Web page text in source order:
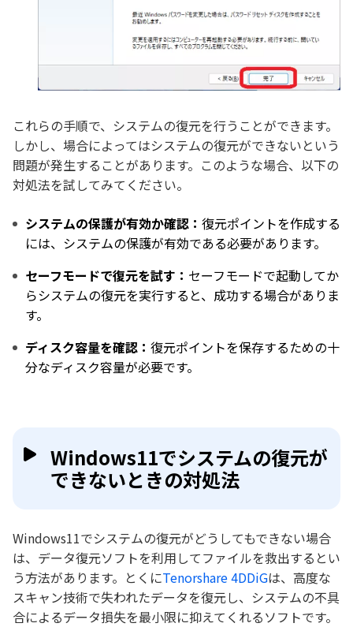
これらの手順で、システムの復元を行うことができます。
しかし、場合によってはシステムの復元ができないという
問題が発生することがあります。このような場合、以下の
対処法を試してみてください。
システムの保護が有効か確認： 復元ポイントを作成する
には、システムの保護が有効である必要があります。
セーフモードで復元を試す： セーフモードで起動してか
らシステムの復元を実行すると、成功する場合がありま
す。
ディスク容量を確認： 復元ポイントを保存するための十
分なディスク容量が必要です。
Windows11でシステムの復元が
できないときの対処法
Windows11でシステムの復元がどうしてもできない場合
は、データ復元ソフトを利用してファイルを救出するとい
う方法があります。とくにTenorshare 4DDiGは、高度な
スキャン技術で失われたデータを復元し、システムの不具
合によるデータ損失を最小限に抑えてくれるソフトです。